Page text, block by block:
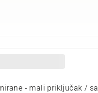
- mali priključak / sa